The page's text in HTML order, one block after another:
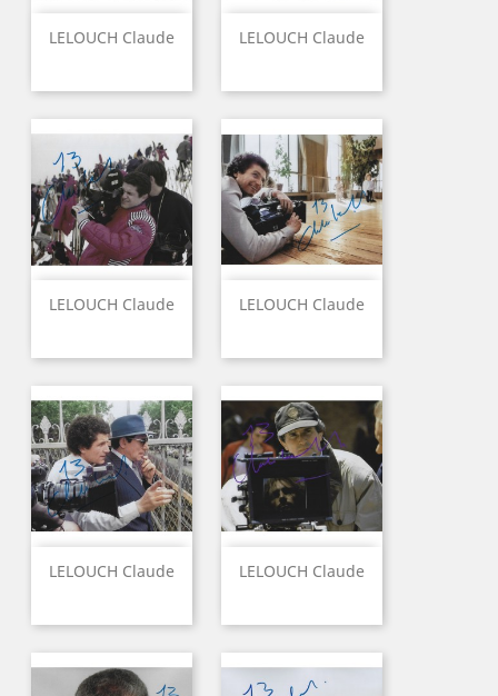
LELOUCH Claude LELOUCH Claude
LELOUCH Claude LELOUCH Claude
LELOUCH Claude LELOUCH Claude